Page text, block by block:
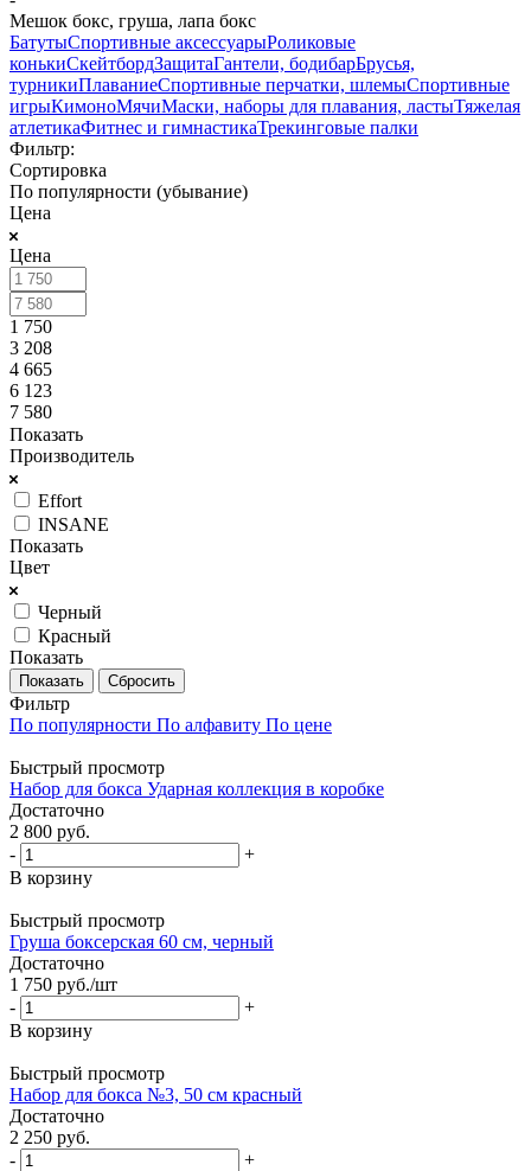
Мешок бокс, груша, лапа бокс
БатутыСпортивные аксессуарыРоликовые
конькиСкейтбордЗащитаГантели, бодибарБрусья,
турникиПлаваниеСпортивные перчатки, шлемыСпортивные
игрыКимоноМячиМаски, наборы для плавания, ластыТяжелая
атлетикаФитнес и гимнастикаТрекинговые палки
Фильтр:
Сортировка
По популярности (убывание)
Цена
Цена
1 750
3 208
4 665
6 123
7 580
Показать
Производитель
Effort
INSANE
Показать
Цвет
Черный
Красный
Показать
Сбросить
Фильтр
По популярности По алфавиту По цене
Быстрый просмотр
Набор для бокса Ударная коллекция в коробке
Достаточно
2 800 руб.
-
+
В корзину
Быстрый просмотр
Груша боксерская 60 см, черный
Достаточно
1 750 руб./шт
-
+
В корзину
Быстрый просмотр
Набор для бокса №3, 50 см красный
Достаточно
2 250 руб.
-
+